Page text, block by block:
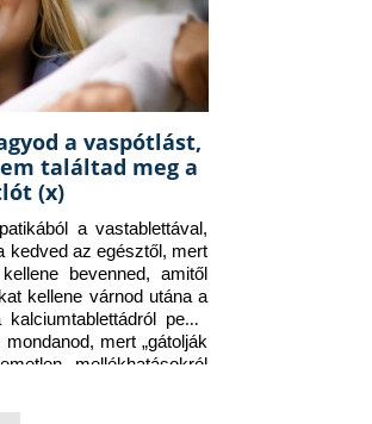
a vaspótlást,
találtad meg a
(x)
a vastablettával,
kedved az egésztől, mert
bevenned, amitől
kellene várnod utána a
pedig
mert „gátolják
mellékhatásokról